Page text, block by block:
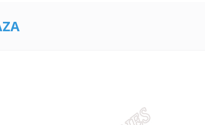
- Cuma 08:00 - 18:00
“font-size: 13px; font-weight: 600; text-transform: none;